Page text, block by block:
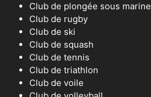
Club de plongée sous marine
Club de rugby
Club de ski
Club de squash
Club de tennis
Club de triathlon
Club de voile